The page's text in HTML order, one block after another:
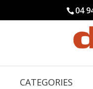
04
CATEGORIES